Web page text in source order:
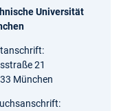
Universität
21
München